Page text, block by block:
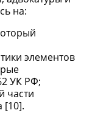
на:
элементов
УК РФ;
части
[10].